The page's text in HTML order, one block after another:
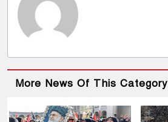
More News Of This Category